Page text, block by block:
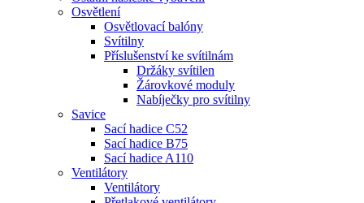
Osvětlení
Osvětlovací balóny
Svítilny
Příslušenství ke svítilnám
Držáky svítilen
Žárovkové moduly
Nabíječky pro svítilny
Savice
Sací hadice C52
Sací hadice B75
Sací hadice A110
Ventilátory
Ventilátory